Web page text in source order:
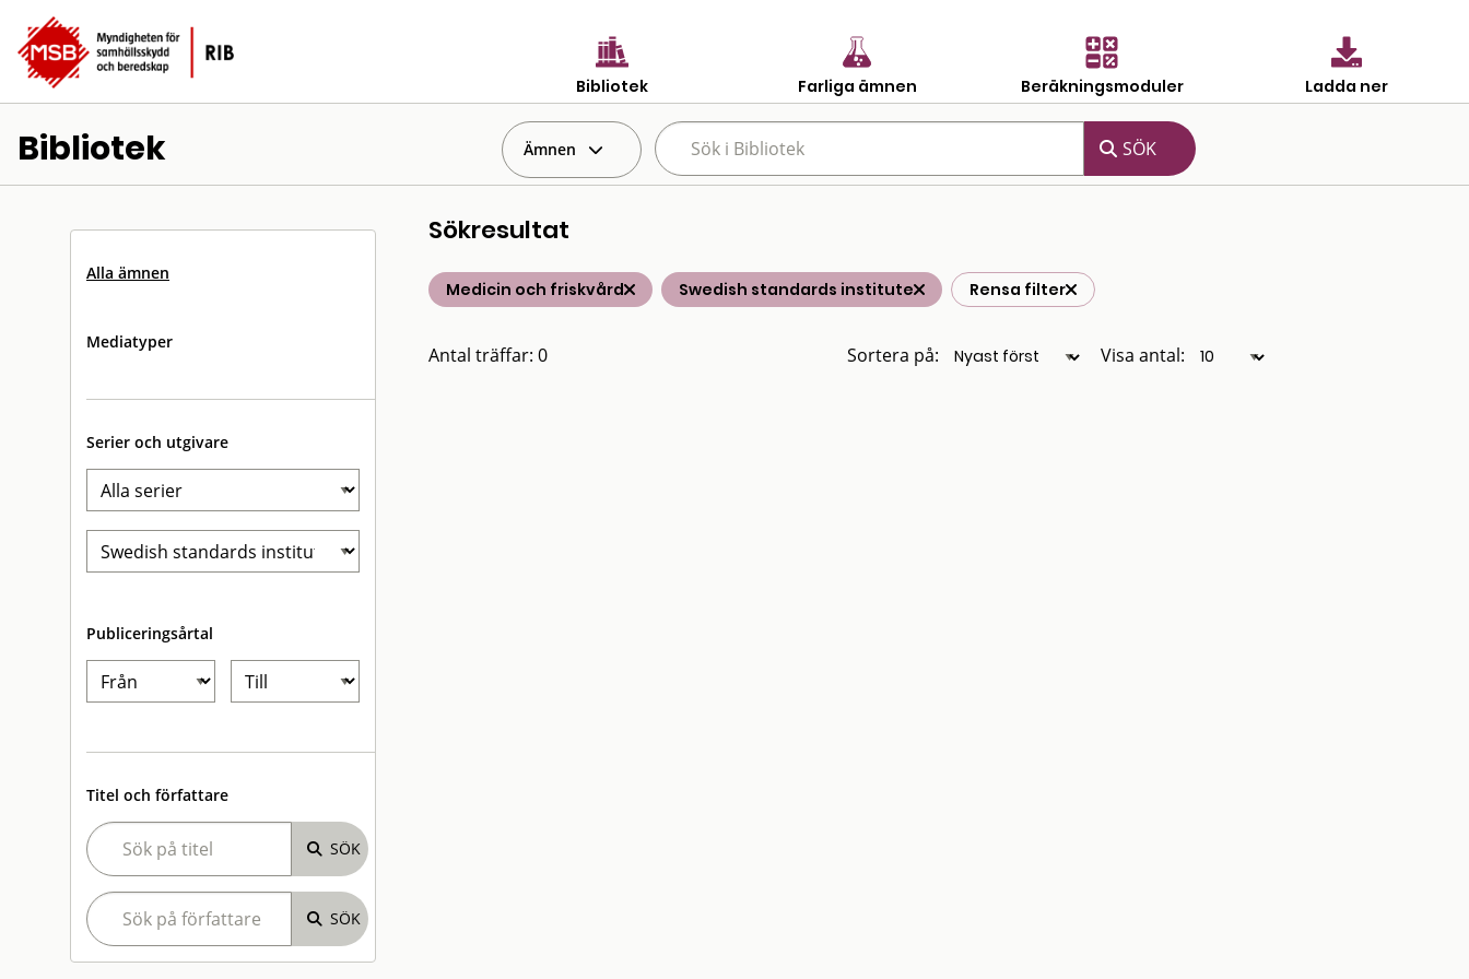
Bibliotek Farliga ämnen Beräkningsmoduler Ladda ner
Bibliotek Ämnen
Alla ämnen
Mediatyper
Serier och utgivare
Publiceringsårtal
Titel och författare
Sökresultat
Medicin och friskvård Swedish standards institute Rensa filter
Antal träffar: 0 Sortera på: Visa antal: